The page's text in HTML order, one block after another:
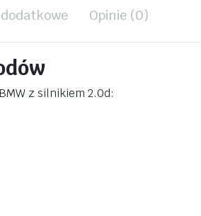
Opinie (0)
z silnikiem 2.0d: